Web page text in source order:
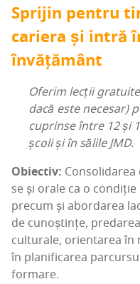
Spri­jin pen­tru
carie­ra și intră
învățământ
Ofe­rim lec­ții
dacă este nece­sar)
cuprin­se între 12 și
școli și în săli­le JMD.
Obiec­tiv:
se și ora­le ca o
pre­cum și abor­da­rea
de cunoș­tin­țe,
cul­tu­ra­le, orien­ta­rea în
în pla­ni­fi­ca­rea
formare.